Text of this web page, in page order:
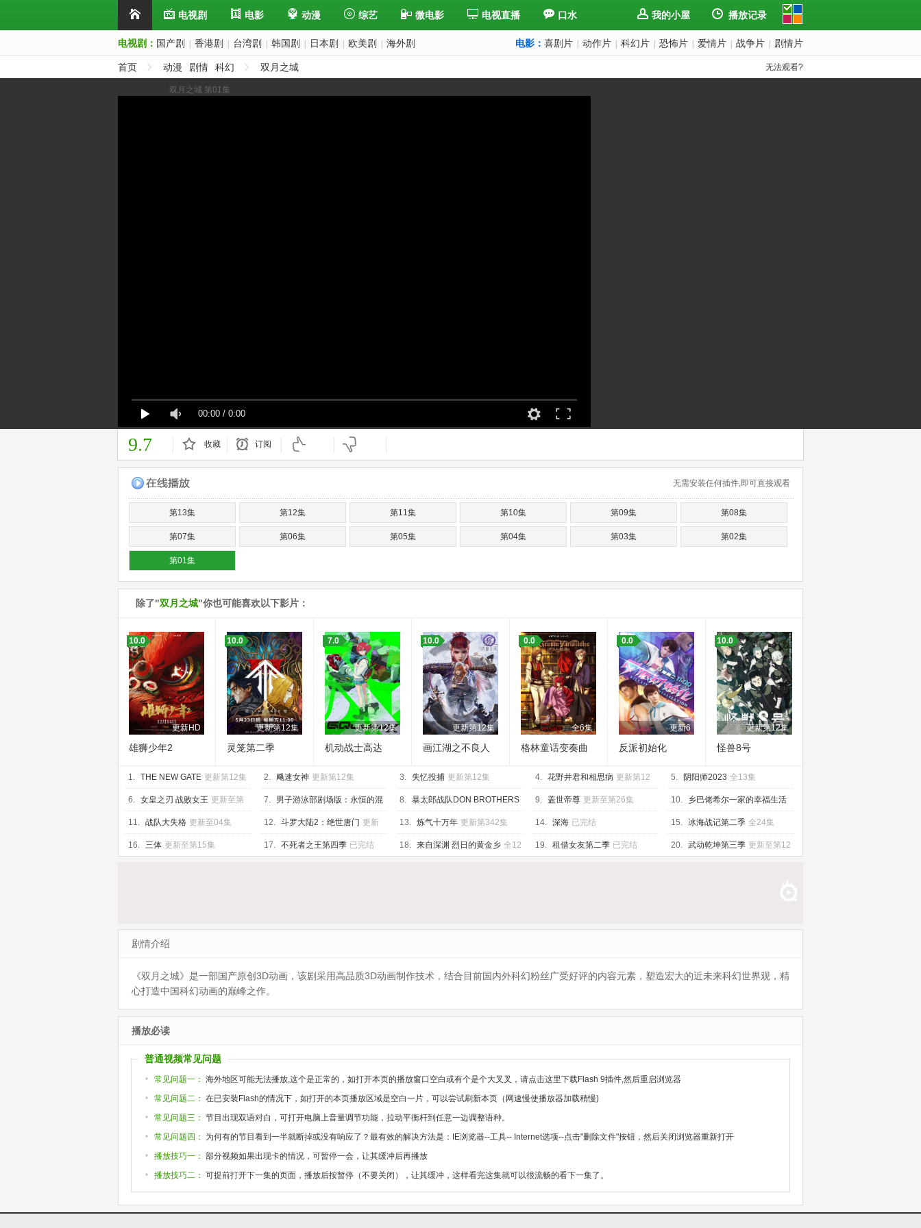
电视剧 电影 动漫 综艺 微电影 电视直播 口水 我的小屋 播放记录
电视剧： 国产剧 香港剧 台湾剧 韩国剧 日本剧 欧美剧 海外剧 电影： 喜剧片 动作片 科幻片 恐怖片 爱情片 战争片 剧情片
无法观看?
首页 动漫 剧情 科幻 双月之城
双月之城 第01集
00:00 / 0:00
9.7 收藏 订阅
无需安装任何插件,即可直接观看
第13集 第12集 第11集 第10集 第09集 第08集
第07集 第06集 第05集 第04集 第03集 第02集
第01集
除了"双月之城"你也可能喜欢以下影片：
更新HD
10.0
雄狮少年2
更新第12集
10.0
灵笼第二季
更新第12集
7.0
机动战士高达
更新第12集
10.0
画江湖之不良人
全6集
0.0
格林童话变奏曲
更新6
0.0
反派初始化
更新第12集
10.0
怪兽8号
1. THE NEW GATE 更新第12集 2. 飚速女神 更新第12集 3. 失忆投捕 更新第12集 4. 花野井君和相思病 更新第12
集
5. 阴阳师2023 全13集
6. 女皇之刃 战败女王 更新至第
04集
7. 男子游泳部剧场版：永恒的混
合泳之约定 已完结
8. 暴太郎战队DON BROTHERS
已完结
9. 盖世帝尊 更新至第26集 10. 乡巴佬希尔一家的幸福生活
第十三季 已完结
11. 战队大失格 更新至04集 12. 斗罗大陆2：绝世唐门 更新
至75集
13. 炼气十万年 更新第342集 14. 深海 已完结 15. 冰海战记第二季 全24集
16. 三体 更新至第15集 17. 不死者之王第四季 已完结 18. 来自深渊 烈日的黄金乡 全12 19. 租借女友第二季 已完结 20. 武动乾坤第三季 更新至第12
剧情介绍
《双月之城》是一部国产原创3D动画，该剧采用高品质3D动画制作技术，结合目前国内外科幻粉丝广受好评的内容元素，塑造宏大的近未来科幻世界观，精
心打造中国科幻动画的巅峰之作。
播放必读
普通视频常见问题
常见问题一： 海外地区可能无法播放,这个是正常的，如打开本页的播放窗口空白或有个是个大叉叉，请点击这里下载Flash 9插件,然后重启浏览器
常见问题二： 在已安装Flash的情况下，如打开的本页播放区域是空白一片，可以尝试刷新本页（网速慢使播放器加载稍慢)
常见问题三： 节目出现双语对白，可打开电脑上音量调节功能，拉动平衡杆到任意一边调整语种。
常见问题四：
为何有的节目看到一半就断掉或没有响应了？最有效的解决方法是：IE浏览器--工具-- Internet选项--点击"删除文件"按钮，然后关闭浏览器重新打开
播放技巧一： 部分视频如果出现卡的情况，可暂停一会，让其缓冲后再播放
播放技巧二： 可提前打开下一集的页面，播放后按暂停（不要关闭），让其缓冲，这样看完这集就可以很流畅的看下一集了。